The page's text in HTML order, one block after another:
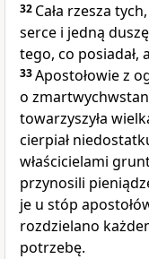
32 Cała rzesza
serce i jedną
tego, co posiadał,
33Apostołowie z
o
towarzyszyła
cierpiał
właścicielami
przynosili
je u stóp
rozdzielano
potrzebę.